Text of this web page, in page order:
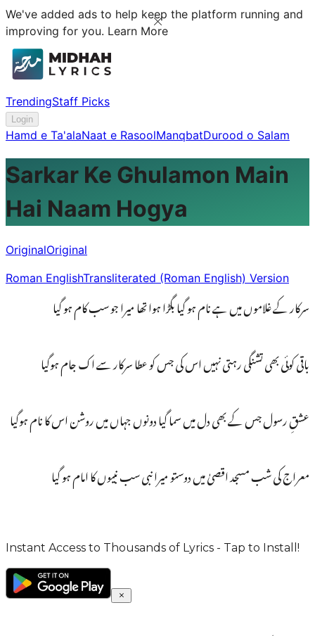
We've added ads to help keep the platform running and
improving for you. Learn More
TrendingStaff Picks
Login
Hamd e Ta'alaNaat e RasoolManqbatDurood o Salam
Sarkar Ke Ghulamon Main
Hai Naam Hogya
OriginalOriginal
Roman EnglishTransliterated (Roman English) Version
سرکار کے غلاموں میں ہے نام ہو گیا بگڑا ہوا تھا میرا جو سب کام ہو گیا
باقی کوئی بھی تشنگی رہتی نہیں اس کی جس کو عطا سرکار سے اک جام ہوگیا
عشقِ رسول جس کے بھی دل میں سما گیا دونوں جہاں میں روشن اس کا نام ہوگیا
معراج کی شب مسجد اقصیٰ میں دوستو میرا نبی سب نبیوں کا امام ہو گیا
Instant Access to Thousands of Lyrics - Tap to Install!